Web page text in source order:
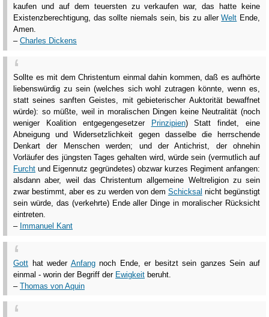
kaufen und auf dem teuersten zu verkaufen war, das hatte keine
Existenzberechtigung, das sollte niemals sein, bis zu allerWelt Ende,
Amen.
– Charles Dickens
Sollte es mit dem Christentum einmal dahin kommen, daß es aufhörte
liebenswürdig zu sein (welches sich wohl zutragen könnte, wenn es,
statt seines sanften Geistes, mit gebieterischer Auktorität bewaffnet
würde): so müßte, weil in moralischen Dingen keine Neutralität (noch
weniger Koalition entgegengesetzer
Prinzipien) Statt findet, eine
Abneigung und Widersetzlichkeit gegen dasselbe die herrschende
Denkart der Menschen werden; und der Antichrist, der ohnehin
Vorläufer des jüngsten Tages gehalten wird, würde sein (vermutlich auf
Furcht und Eigennutz gegründetes) obzwar kurzes Regiment anfangen:
alsdann aber, weil das Christentum allgemeine Weltreligion zu sein
zwar bestimmt, aber es zu werden von dem Schicksal nicht begünstigt
sein würde, das (verkehrte) Ende aller Dinge in moralischer Rücksicht
eintreten.
– Immanuel Kant
Gott hat weder Anfangnoch Ende, er besitzt sein ganzes Sein auf
einmal - worin der Begriff der Ewigkeit beruht.
– Thomas von Aquin